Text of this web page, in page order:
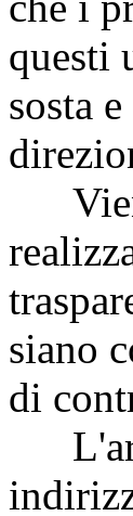
questi
sosta
siano
di